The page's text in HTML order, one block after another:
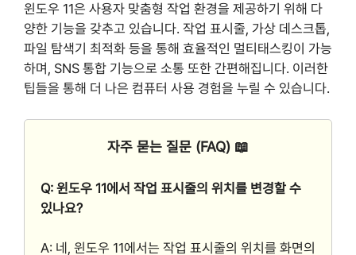
윈도우 11은 사용자 맞춤형 작업 환경을 제공하기 위해 다
양한 기능을 갖추고 있습니다. 작업 표시줄, 가상 데스크톱,
파일 탐색기 최적화 등을 통해 효율적인 멀티태스킹이 가능
하며, SNS 통합 기능으로 소통 또한 간편해집니다. 이러한
팁들을 통해 더 나은 컴퓨터 사용 경험을 누릴 수 있습니다.
자주 묻는 질문 (FAQ) 📖
Q: 윈도우 11에서 작업 표시줄의 위치를 변경할 수
있나요?
A: 네, 윈도우 11에서는 작업 표시줄의 위치를 화면의